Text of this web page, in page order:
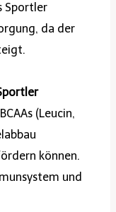
Sportler
da der
(Leucin,
können.
und